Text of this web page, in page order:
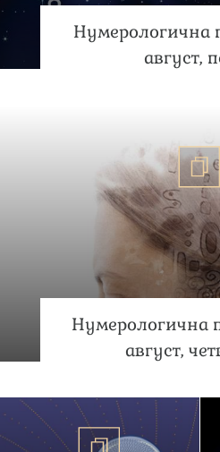
Нумерологична
август,
Нумерологична
август,